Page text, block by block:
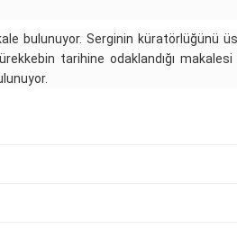
bulunuyor. Serginin küratörlüğünü
tarihine odaklandığı makalesi